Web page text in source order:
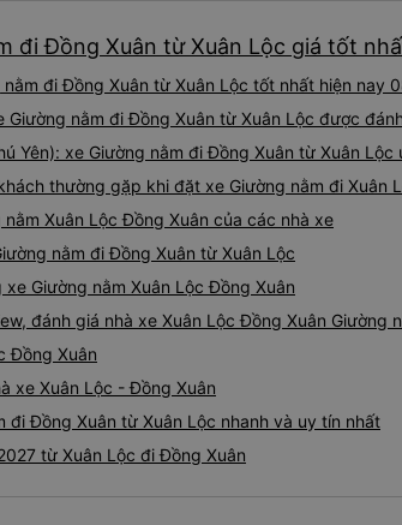
đi Đồng Xuân từ Xuân Lộc giá tốt
đi Đồng Xuân từ Xuân Lộc tốt nhất hiện nay
Giường nằm đi Đồng Xuân từ Xuân Lộc được
Yên): xe Giường nằm đi Đồng Xuân từ Xuân Lộc
thường gặp khi đặt xe Giường nằm đi Xuân
Xuân Lộc Đồng Xuân của các nhà xe
nằm đi Đồng Xuân từ Xuân Lộc
xe Giường nằm Xuân Lộc Đồng Xuân
đánh giá nhà xe Xuân Lộc Đồng Xuân Giường
Đồng Xuân
xe Xuân Lộc - Đồng Xuân
đi Đồng Xuân từ Xuân Lộc nhanh và uy tín nhất
từ Xuân Lộc đi Đồng Xuân